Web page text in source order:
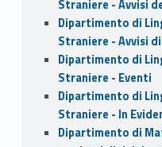
Straniere - Avvisi
Dipartimento di
Straniere - Avvisi
Dipartimento di
Straniere - Eventi
Dipartimento di
Straniere - In
Dipartimento di